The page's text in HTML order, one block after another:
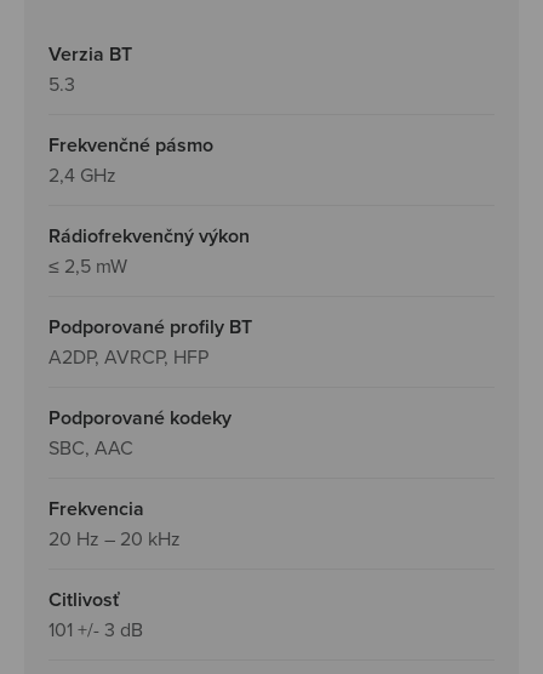
Verzia BT
5.3
Frekvenčné pásmo
2,4 GHz
Rádiofrekvenčný výkon
≤ 2,5 mW
Podporované profily BT
A2DP, AVRCP, HFP
Podporované kodeky
SBC, AAC
Frekvencia
20 Hz – 20 kHz
Citlivosť
101 +/- 3 dB